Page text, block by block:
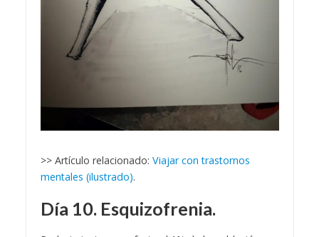
>> Artículo relacionado: Viajar con trastornos
mentales (ilustrado).
Día 10. Esquizofrenia.